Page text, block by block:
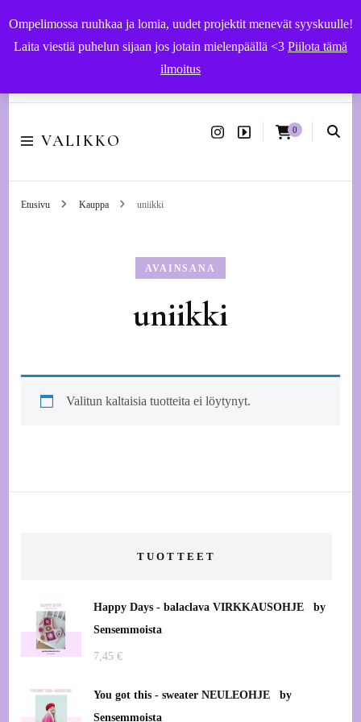
Ompelimossa ruuhkaa ja lomia, uudet projektit menevät syyskuulle!
Laita viestiä puhelun sijaan jos jotain mielenpäällä <3 Piilota tämä
ilmoitus
VALIKKO
0
Etusivu Kauppa uniikki
AVAINSANA
uniikki
Valitun kaltaisia tuotteita ei löytynyt.
TUOTTEET
Happy Days - balaclava VIRKKAUSOHJE by
Sensemmoista
7,45€
You got this - sweater NEULEOHJE by
Sensemmoista